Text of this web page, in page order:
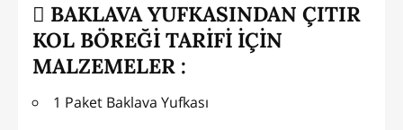
BAKLAVA YUFKASINDAN ÇITIR
KOL BÖREĞİ TARİFİ İÇİN
MALZEMELER :
1 Paket Baklava Yufkası